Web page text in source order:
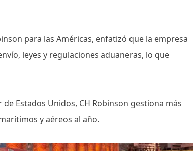
para las Américas, enfatizó que la empresa
leyes y regulaciones aduaneras, lo que
Estados Unidos, CH Robinson gestiona más
y aéreos al año.